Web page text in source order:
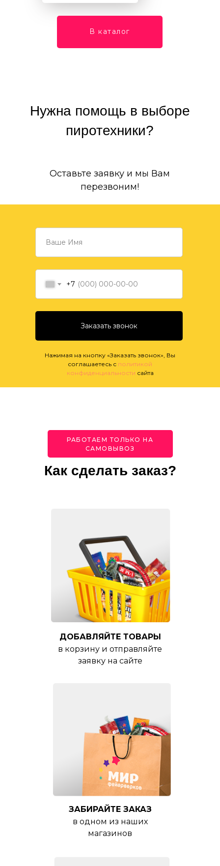
В каталог
+7
Заказать звонок
Нажимая на кнопку «Заказать звонок», Вы
соглашаетесь с политикой
конфиденциальности сайта
Нужна помощь в выборе
пиротехники?
Оставьте заявку и мы Вам
перезвоним!
Как сделать заказ?
в корзину и отправляйте
заявку на сайте
ДОБАВЛЯЙТЕ ТОВАРЫ
ЗАБИРАЙТЕ ЗАКАЗ
в одном из наших
магазинов
РАБОТАЕМ ТОЛЬКО НА
САМОВЫВОЗ